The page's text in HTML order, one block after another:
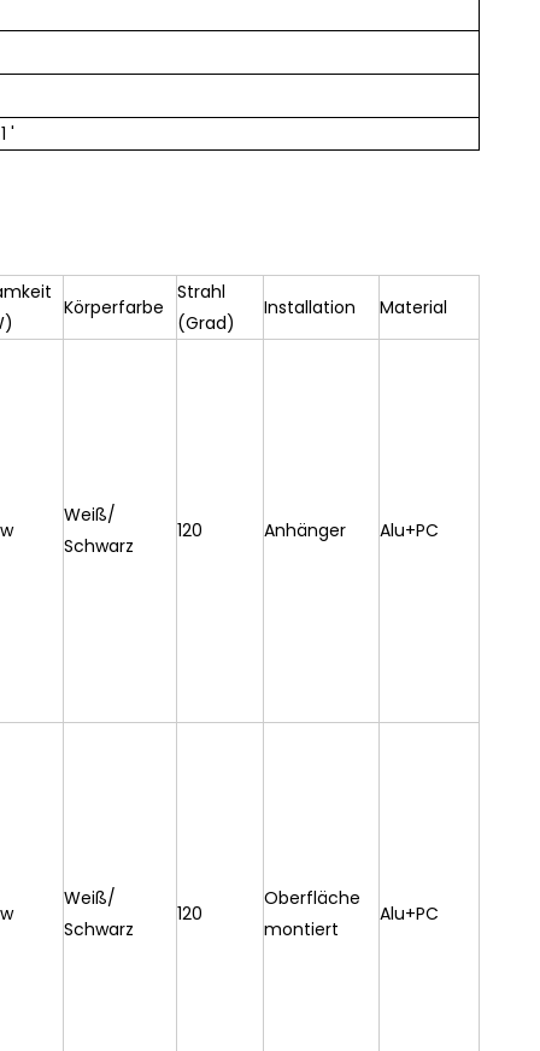
'
Körperfarbe
Strahl
(Grad)
Installation Material
Weiß/
Schwarz
120 Anhänger Alu+PC
Weiß/
Schwarz
120
Oberfläche
montiert
Alu+PC